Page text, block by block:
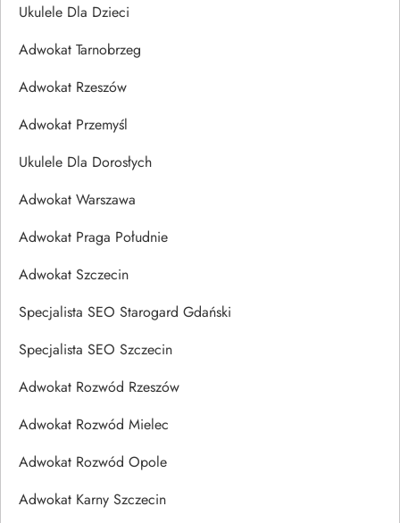
Ukulele Dla Dzieci
Adwokat Tarnobrzeg
Adwokat Rzeszów
Adwokat Przemyśl
Ukulele Dla Dorosłych
Adwokat Warszawa
Adwokat Praga Południe
Adwokat Szczecin
Specjalista SEO Starogard Gdański
Specjalista SEO Szczecin
Adwokat Rozwód Rzeszów
Adwokat Rozwód Mielec
Adwokat Rozwód Opole
Adwokat Karny Szczecin